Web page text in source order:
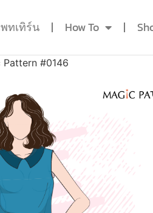
ทเทิร์น How To
Pattern #0146